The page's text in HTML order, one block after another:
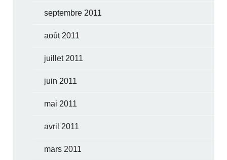
septembre 2011
août 2011
juillet 2011
juin 2011
mai 2011
avril 2011
mars 2011